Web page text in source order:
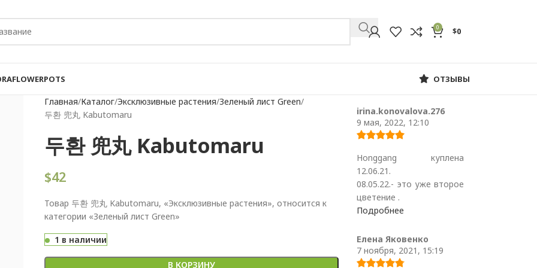
0 $0
FLOWERPOTS ОТЗЫВЫ
Главная Каталог Эксклюзивные растения Зеленый лист Green
두환 兜丸 Kabutomaru
두환 兜丸 Kabutomaru
$42
Товар 두환 兜丸 Kabutomaru, «Эксклюзивные растения», относится к
категории «Зеленый лист Green»
1 в наличии
В КОРЗИНУ
irina.konovalova.276
9 мая, 2022, 12:10
Honggang куплена
12.06.21.
08.05.22.- это уже второе
цветение .
Подробнее
Елена Яковенко
7 ноября, 2021, 15:19